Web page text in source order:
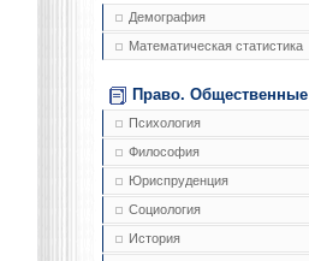
Демография
Математическая статистика
Право. Общественные
Психология
Философия
Юриспруденция
Социология
История